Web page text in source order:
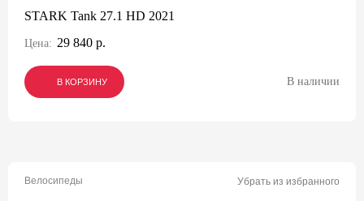
STARK Tank 27.1 HD 2021
Цена: 29 840 р.
В КОРЗИНУ
В КОРЗИНУ
В КОРЗИНУ В наличии
Велосипеды Убрать из избранного